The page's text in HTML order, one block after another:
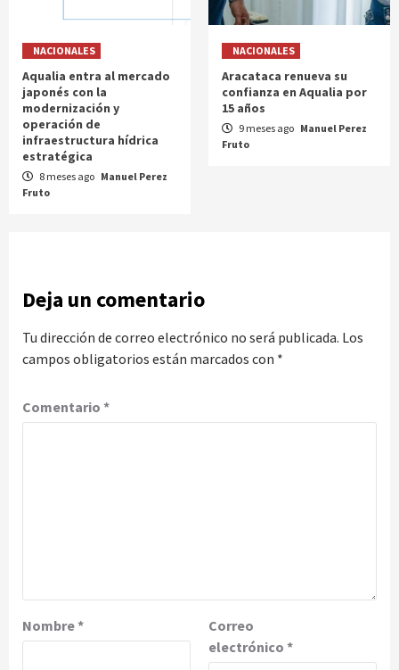
NACIONALES
Aqualia entra al mercado
japonés con la
modernización y
operación de
infraestructura hídrica
estratégica
8 meses ago Manuel Perez
Fruto
NACIONALES
Aracataca renueva su
confianza en Aqualia por
15 años
9 meses ago Manuel Perez
Fruto
Deja un comentario
Tu dirección de correo electrónico no será publicada. Los
campos obligatorios están marcados con *
Comentario *
Nombre*
Correo
electrónico *